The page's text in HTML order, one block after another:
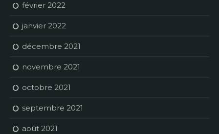
février 2022
janvier 2022
décembre 2021
novembre 2021
octobre 2021
septembre 2021
août 2021